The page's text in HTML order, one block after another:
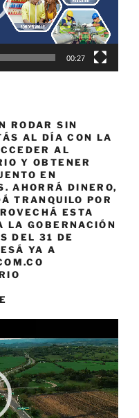
00:27
RODAR SIN
AL DÍA CON LA
AL
Y OBTENER
EN
AHORRÁ DINERO,
TRANQUILO POR
ESTA
LA GOBERNACIÓN
DEL 31 DE
YA A